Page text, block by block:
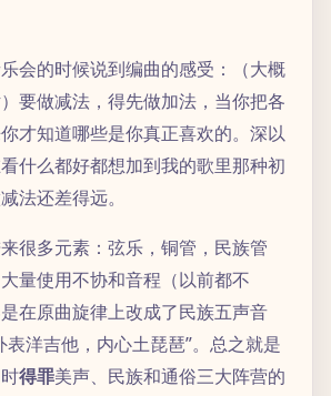
会的时候说到编曲的感受：（大概
要做减法，得先做加法，当你把各
才知道哪些是你真正喜欢的。深以
什么都好都想加到我的歌里那种初
法还差得远。
很多元素：弦乐，铜管，民族管
量使用不协和音程（以前都不
在原曲旋律上改成了民族五声音
表洋吉他，内心土琵琶”。总之就是
得罪美声、民族和通俗三大阵营的